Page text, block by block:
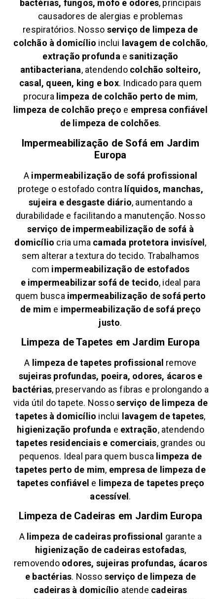
bactérias, fungos, mofo e odores, principais
causadores de alergias e problemas
respiratórios. Nosso serviço de limpeza de
colchão à domicílio inclui lavagem de colchão,
extração profunda esanitização
antibacteriana, atendendo colchão solteiro,
casal, queen, king e box. Indicado para quem
procura limpeza de colchão perto de mim,
limpeza de colchão preço e empresa confiável
de limpeza de colchões.
Impermeabilização de Sofá em Jardim
Europa
A impermeabilização de sofá profissional
protege o estofado contra líquidos, manchas,
sujeira e desgaste diário, aumentando a
durabilidade e facilitando a manutenção. Nosso
serviço de impermeabilização de sofá à
domicílio cria uma camada protetora invisível,
sem alterar a textura do tecido. Trabalhamos
com impermeabilização de estofados
e impermeabilizar sofá de tecido, ideal para
quem busca impermeabilização de sofá perto
de mim e impermeabilização de sofá preço
justo.
Limpeza de Tapetes em Jardim Europa
A limpeza de tapetes profissional remove
sujeiras profundas, poeira, odores, ácaros e
bactérias, preservando as fibras e prolongando a
vida útil do tapete. Nossoserviço de limpeza de
tapetes à domicílio inclui lavagem de tapetes,
higienização profunda e extração, atendendo
tapetes residenciais e comerciais, grandes ou
pequenos. Ideal para quem busca limpeza de
tapetes perto de mim, empresa de limpeza de
tapetes confiável e limpeza de tapetes preço
acessível .
Limpeza de Cadeiras em Jardim Europa
A limpeza de cadeiras profissional garante a
higienização de cadeiras estofadas,
removendoodores, sujeiras profundas, ácaros
e bactérias. Nosso serviço de limpeza de
cadeiras à domicílio atende cadeiras